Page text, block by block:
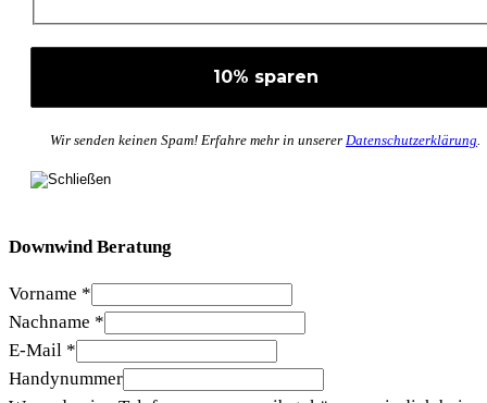
Wir senden keinen Spam! Erfahre mehr in unserer Datenschutzerklärung.
Downwind Beratung
Vorname *
Nachname *
E-Mail *
Handynummer